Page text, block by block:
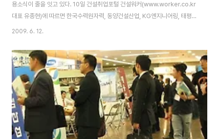
용소식이 줄을 잇고 있다. 10일 건설취업포털 건설워커(www.worker.co.kr
대표 유종현)에 따르면 한국수력원자력, 동양건설산업, KG엔지니어링, 태평양
개발, LS전선, 효성건설 PU 등 건설구직자들이 관심을 가질만한 알짜 기업들
(www.khnp.co.kr)이 기술직 신입사원을 모집한다. 모집분야는 기계, 전기,
제어계측, 화학, 원자력, 토목, 건축 등이며 18일까지 회사 홈페이지에서 온라
인 입사지원하면 된다. ◆ 동양건설산업(www.dongyangex.co.kr)이 토목
프로젝트 경력사원을 모집한다. 입사지원서는 건설워커에서 다운받아 작성한
뒤 22일까지 이메일(r..
2009. 6. 12.